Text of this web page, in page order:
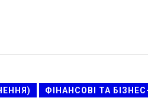
ФІНАНСОВІ ТА